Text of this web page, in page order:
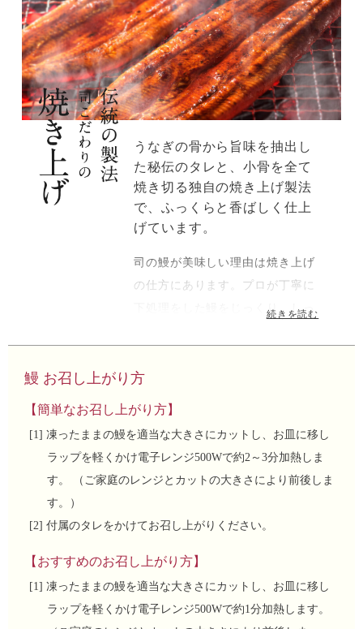
うなぎの骨から旨味を抽出し
た秘伝のタレと、小骨を全て
焼き切る独自の焼き上げ製法
で、ふっくらと香ばしく仕上
げています。
司の鰻が美味しい理由は焼き上げ
の仕方にあります。プロが丁寧に
下処理をした鰻をじっくり、しっ
というお声をいただきますが、司
当たりも優しく、ふっくらと柔ら
か。お子様でも安心してお召し上
がれます。
伝統のタレは鰻の骨を焼き上げ醤
み旨味を抽出した。しっかり焼か
ないと生臭くなり、焼きすぎると
苦味がでるので熟練の技術を必要
鰻 お召し上がり方
【簡単なお召し上がり方】
[1] 凍ったままの鰻を適当な大きさにカットし、お皿に移し
ラップを軽くかけ電子レンジ500Wで約2～3分加熱しま
す。 （ご家庭のレンジとカットの大きさにより前後しま
す。）
[2] 付属のタレをかけてお召し上がりください。
【おすすめのお召し上がり方】
[1] 凍ったままの鰻を適当な大きさにカットし、お皿に移し
ラップを軽くかけ電子レンジ500Wで約1分加熱します。